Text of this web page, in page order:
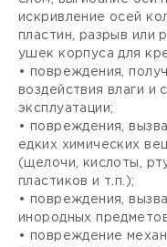
искривление осей
пластин, разрыв или
ушек корпуса для
• повреждения,
воздействия влаги и
эксплуатации;
• повреждения,
едких химических
(щелочи, кислоты,
пластиков и т.п.);
• повреждения,
инородных
• повреждение